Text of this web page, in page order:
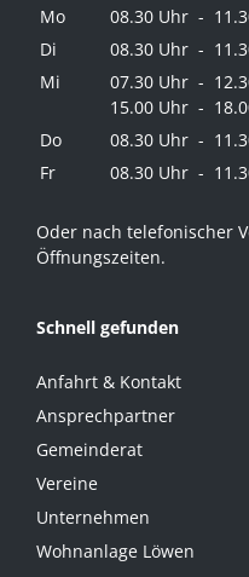
Mo
08.30 Uhr -
Di
08.30 Uhr -
Mi
07.30 Uhr -
15.00 Uhr -
Do
08.30 Uhr -
Fr
08.30 Uhr -
Oder nach telefonischer
Öffnungszeiten.
Schnell gefunden
Anfahrt & Kontakt
Ansprechpartner
Gemeinderat
Vereine
Unternehmen
Wohnanlage Löwen